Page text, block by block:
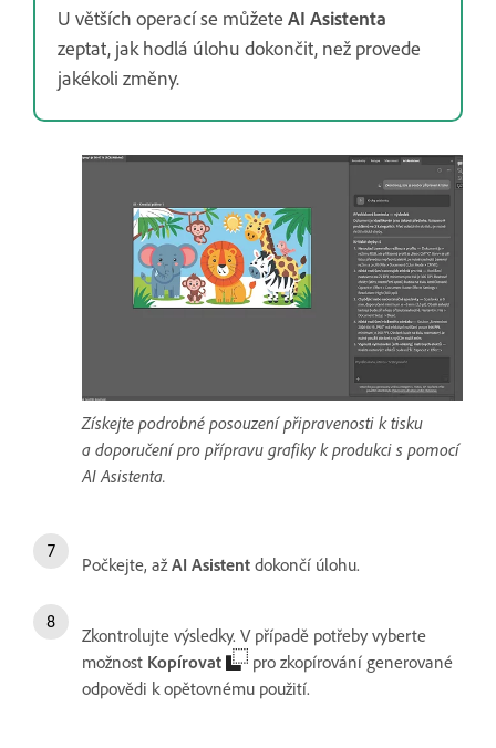
U větších operací se můžete AI Asistenta
zeptat, jak hodlá úlohu dokončit, než provede
jakékoli změny.
Získejte podrobné posouzení připravenosti k tisku
a doporučení pro přípravu grafiky k produkci s pomocí
AI Asistenta.
Počkejte, ažAI Asistent dokončí úlohu.
Zkontrolujte výsledky. V případě potřeby vyberte
možnost Kopírovat
pro zkopírování generované
odpovědi k opětovnému použití.